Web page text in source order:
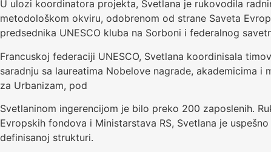
U ulozi koordinatora projekta, Svetlana je rukovodila
metodološkom okviru, odobrenom od strane Saveta
predsednika UNESCO kluba na Sorboni i federalnog
Francuskoj federaciji UNESCO, Svetlana koordinisala
saradnju sa laureatima Nobelove nagrade, akademicima
za Urbanizam, pod
Svetlaninom ingerencijom je bilo preko 200 zaposlenih.
Evropskih fondova i Ministarstava RS, Svetlana je
definisanoj strukturi.